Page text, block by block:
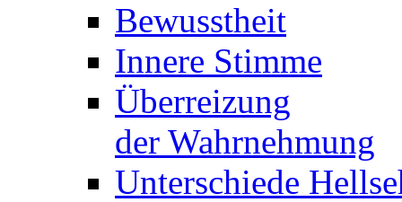
Bewusstheit
Innere Stimme
Überreizung
der Wahrnehmung
Unterschiede